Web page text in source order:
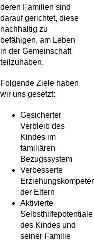
deren Familien sind
darauf gerichtet, diese
nachhaltig zu
befähigen, am Leben
in der Gemeinschaft
teilzuhaben.
Folgende Ziele haben
wir uns gesetzt:
Gesicherter
Verbleib des
Kindes im
familiären
Bezugssystem
Verbesserte
der Eltern
Aktivierte
Selbsthilfepotentiale
des Kindes und
seiner Familie